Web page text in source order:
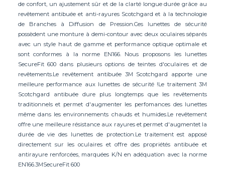
de confort, un ajustement sûr et de la clarté longue durée grâce au
revêtement antibuée et anti-rayures Scotchgard et à la technologie
de Branches à Diffusion de Pression.Ces lunettes de sécurité
possèdent une monture à demi-contour avec deux oculaires séparés
avec un style haut de gamme et performance optique optimale et
sont conformes à la norme EN166. Nous proposons les lunettes
SecureFit 600 dans plusieurs options de teintes d'oculaires et de
revêtements.Le revêtement antibuée 3M Scotchgard apporte une
meilleure performance aux lunettes de sécurité !Le traitement 3M
Scotchgard antibuée dure plus longtemps que les revêtements
traditionnels et permet d'augmenter les perfomances des lunettes
même dans les environnements chauds et humides.Le revêtement
offre une meilleure résistance aux rayures et permet d'augmentet la
durée de vie des lunettes de protection.Le traitement est apposé
directement sur les oculaires et offre des propriétés antibuée et
antirayure renforcées, marquées K/N en adéquation avec la norme
EN166.3MSecureFit 600